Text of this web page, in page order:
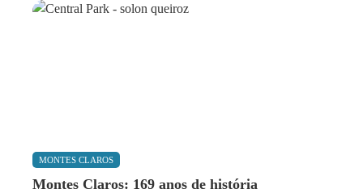
MONTES CLAROS
Montes Claros: 169 anos de história